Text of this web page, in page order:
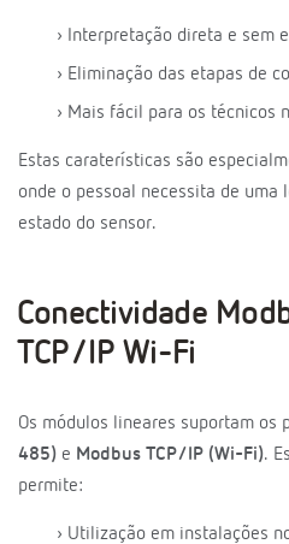
› Interpretação direta e sem
› Eliminação das etapas de
› Mais fácil para os técnicos
Estas caraterísticas são
onde o pessoal necessita de
estado do sensor.
Conectividade
TCP/IP Wi-Fi
Os módulos lineares suportam os
485) e Modbus TCP/IP (Wi-Fi).
permite:
› Utilização em instalações